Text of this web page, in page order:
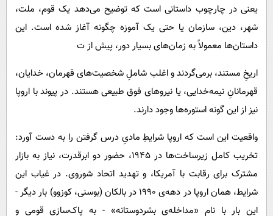
یعنی در چارچوب داستانی است که توضیح می‌دهد یک قوم، ملت،
شهر، دین، سازمان یا حتی یک آموزه چگونه آغاز شده است. این
داستان‌ها معمولاً به زمان‌های بسیار دور، پیش از ت
اریخِ مستند، برمی‌گردند و اغلب شاملِ شخصیت‌های قهرمان، خدایان،
قهرمانانِ نیمه‌خدایی، یا نیروهای فوق طبیعی هستند. در پیوند با اروپا
نیز از این گونه استوره‌ها وجود دارند.
واقعیت این است که اروپا شرایطِ مادیِ درس گرفتن را به دست آورد:
تخریب کامل زیرساخت‌ها در ۱۹۴۵، حضور دو ابرقدرت، نیاز به بازار
مشترک برای رقابت با آمریکا، و تهدید اتحاد شوروی. در غیاب این
شرایط، همان اروپا در دهه‌ی ۱۹۹۰ در بالکان (بوسنی، کوزوو) بار دیگر -
این بار با نام «مداخله‌ی بشردوستانه» - به پاک‌سازی قومی و